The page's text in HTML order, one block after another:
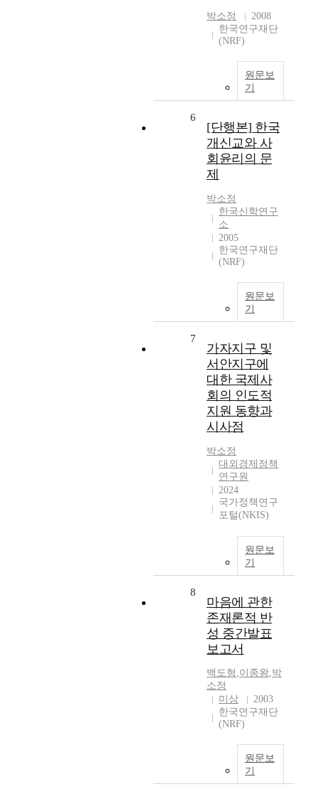
박소정
2008
한국연구재단
(NRF)
원문보
기
6
[단행본] 한국
개신교와 사
회윤리의 문
제
박소정
한국신학연구
소
2005
한국연구재단
(NRF)
원문보
기
7
가자지구 및
서안지구에
대한 국제사
회의 인도적
지원 동향과
시사점
박소정
대외경제정책
연구원
2024
국가정책연구
포털(NKIS)
원문보
기
8
마음에 관한
존재론적 반
성 중간발표
보고서
백도형 ,이종왕,박
소정
미상
2003
한국연구재단
(NRF)
원문보
기